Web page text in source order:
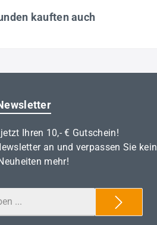
kauften auch
Ihren 10,- € Gutschein!
an und verpassen Sie
mehr!